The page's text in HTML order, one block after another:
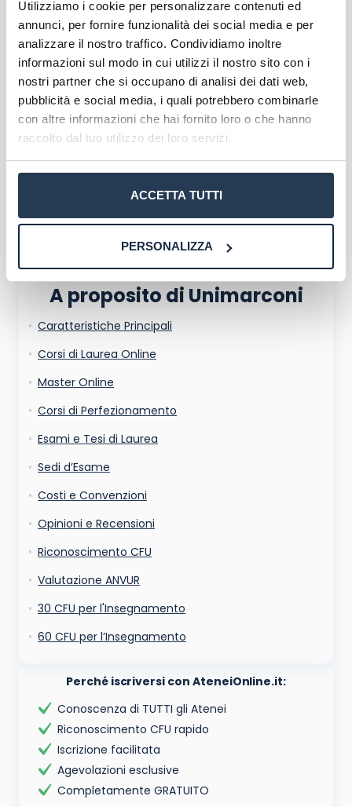
Utilizziamo i cookie per personalizzare contenuti ed
annunci, per fornire funzionalità dei social media e per
analizzare il nostro traffico. Condividiamo inoltre
informazioni sul modo in cui utilizzi il nostro sito con i
nostri partner che si occupano di analisi dei dati web,
pubblicità e social media, i quali potrebbero combinarle
con altre informazioni che hai fornito loro o che hanno
raccolto dal tuo utilizzo dei loro servizi.
ACCETTA TUTTI
PERSONALIZZA
Scopri l'offerta formativa
Corsi di Laurea Unimarconi
Master Unimarconi
Corsi formazione Unimarconi
La tua email sarà utilizzata per comunicarti se qualcuno risponde al tuo commento
dallainformativa privacy. Pubblicando questo commento dai il consenso affinché un
cookie salvi i tuoi dati (nome, email) per il prossimo commento.
Ho letto e acconsento l'
Acconsento all'uso dei miei dati da parte di terzi per
finalità di marketing diretto con modalità
automatizzate o tradizionali
conferma e pubblica
A proposito di Unimarconi
Caratteristiche Principali
Corsi di Laurea Online
Master Online
Corsi di Perfezionamento
Esami e Tesi di Laurea
Sedi d’Esame
Costi e Convenzioni
Opinioni e Recensioni
Riconoscimento CFU
Valutazione ANVUR
30 CFU per l'Insegnamento
60 CFU per l’Insegnamento
Perché iscriversi con AteneiOnline.it:
Conoscenza di TUTTI gli Atenei
Riconoscimento CFU rapido
Iscrizione facilitata
Agevolazioni esclusive
Completamente GRATUITO